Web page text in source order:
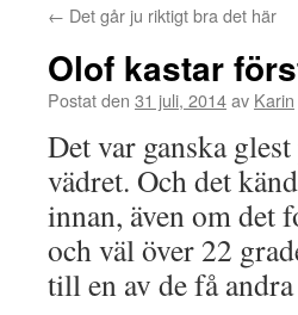
← Det går ju riktigt bra det här
Olof kastar
Postat den 31 juli, 2014av Karin
Det var ganska
vädret. Och det
innan, även om det
och väl över 22
till en av de få